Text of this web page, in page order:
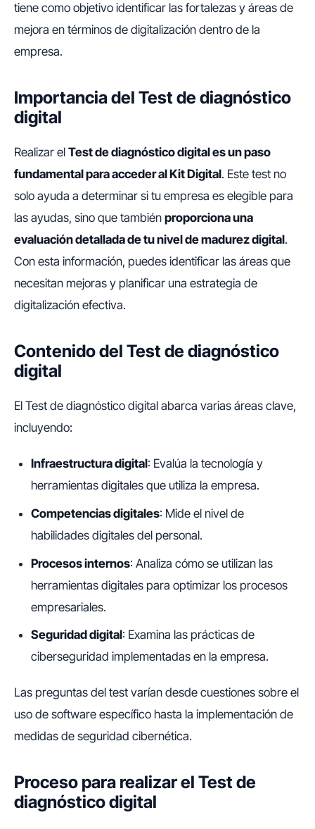
tiene como objetivo identificar las fortalezas y áreas de
mejora en términos de digitalización dentro de la
empresa.
Importancia del Test de diagnóstico
digital
Realizar el Test de diagnóstico digital es un paso
fundamental para acceder al Kit Digital. Este test no
solo ayuda a determinar si tu empresa es elegible para
las ayudas, sino que también proporciona una
evaluación detallada de tu nivel de madurez digital.
Con esta información, puedes identificar las áreas que
necesitan mejoras y planificar una estrategia de
digitalización efectiva.
Contenido del Test de diagnóstico
digital
El Test de diagnóstico digital abarca varias áreas clave,
incluyendo:
Infraestructura digital: Evalúa la tecnología y
herramientas digitales que utiliza la empresa.
Competencias digitales: Mide el nivel de
habilidades digitales del personal.
Procesos internos: Analiza cómo se utilizan las
herramientas digitales para optimizar los procesos
empresariales.
Seguridad digital: Examina las prácticas de
ciberseguridad implementadas en la empresa.
Las preguntas del test varían desde cuestiones sobre el
uso de software específico hasta la implementación de
medidas de seguridad cibernética.
Proceso para realizar el Test de
diagnóstico digital